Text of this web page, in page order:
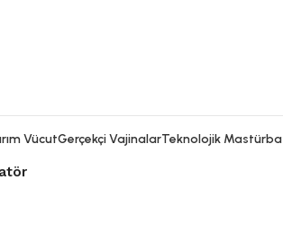
VücutGerçekçi VajinalarTeknolojik